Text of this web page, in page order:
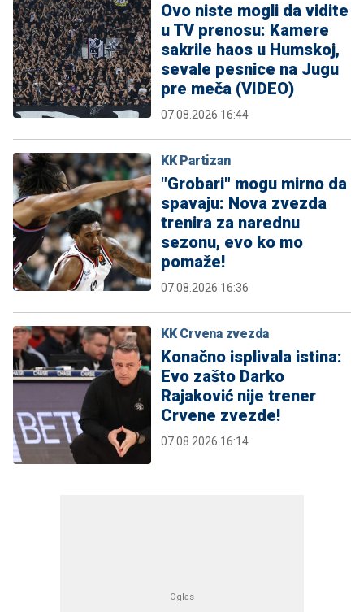
Ovo niste mogli da vidite
u TV prenosu: Kamere
sakrile haos u Humskoj,
sevale pesnice na Jugu
pre meča (VIDEO)
07.08.2026 16:44
KK Partizan
"Grobari" mogu mirno da
spavaju: Nova zvezda
trenira za narednu
sezonu, evo ko mo
pomaže!
07.08.2026 16:36
KK Crvena zvezda
Konačno isplivala istina:
Evo zašto Darko
Rajaković nije trener
Crvene zvezde!
07.08.2026 16:14